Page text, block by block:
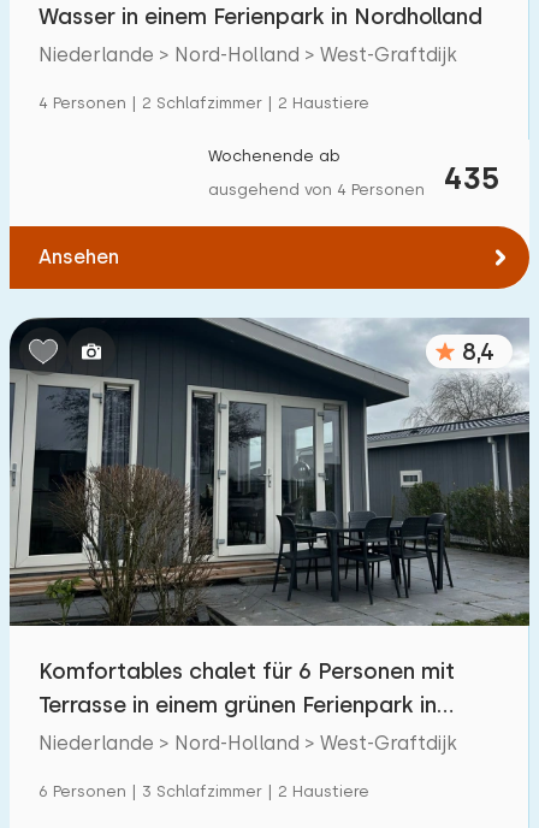
Wasser in einem Ferienpark in Nordholland
Niederlande > Nord-Holland > West-Graftdijk
4 Personen | 2 Schlafzimmer | 2 Haustiere
435
Wochenende ab
ausgehend von 4 Personen
Ansehen
8,4
Komfortables chalet für 6 Personen mit
Terrasse in einem grünen Ferienpark in
Nordholland
Niederlande > Nord-Holland > West-Graftdijk
6 Personen | 3 Schlafzimmer | 2 Haustiere